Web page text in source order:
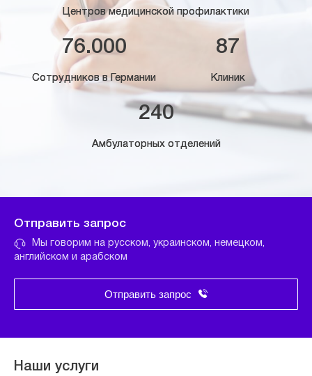
Центров медицинской профилактики
76.000
Сотрудников в Германии
87
Клиник
240
Амбулаторных отделений
Отправить запрос
Мы говорим на русском, украинском, немецком,
английском и арабском
Отправить запрос
Наши услуги